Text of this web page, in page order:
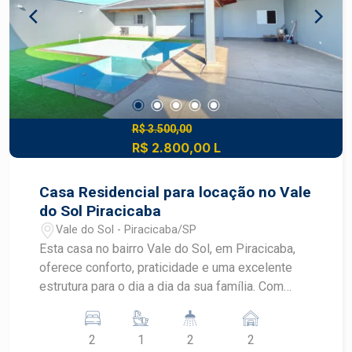
diferencial de um espaço externo privativo.
Agende sua visita e venha conhecer seu novo lar!
R$ 3.500,00
R$ 2.800,00 L
Casa Residencial para locação no Vale
do Sol Piracicaba
Vale do Sol - Piracicaba/SP
Esta casa no bairro Vale do Sol, em Piracicaba,
oferece conforto, praticidade e uma excelente
estrutura para o dia a dia da sua família. Com
fácil acesso aos principais serviços da região, é
uma ótima opção para quem busca qualidade de
2 1 2 2